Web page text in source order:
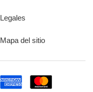
Legales
Mapa del sitio